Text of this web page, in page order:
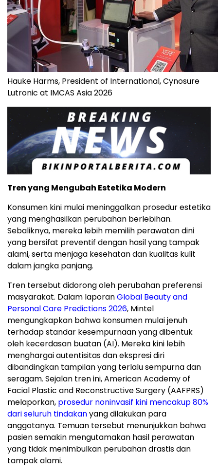
Hauke Harms, President of International, Cynosure
Lutronic at IMCAS Asia 2026
Tren yang Mengubah Estetika Modern
Konsumen kini mulai meninggalkan prosedur estetika
yang menghasilkan perubahan berlebihan.
Sebaliknya, mereka lebih memilih perawatan dini
yang bersifat preventif dengan hasil yang tampak
alami, serta menjaga kesehatan dan kualitas kulit
dalam jangka panjang.
Tren tersebut didorong oleh perubahan preferensi
masyarakat. Dalam laporanGlobal Beauty and
Personal Care Predictions 2026, Mintel
mengungkapkan bahwa konsumen mulai jenuh
terhadap standar kesempurnaan yang dibentuk
oleh kecerdasan buatan (AI). Mereka kini lebih
menghargai autentisitas dan ekspresi diri
dibandingkan tampilan yang terlalu sempurna dan
seragam. Sejalan tren ini, American Academy of
Facial Plastic and Reconstructive Surgery (AAFPRS)
melaporkan, prosedur noninvasif kini mencakup 80%
dari seluruh tindakanyang dilakukan para
anggotanya. Temuan tersebut menunjukkan bahwa
pasien semakin mengutamakan hasil perawatan
yang tidak menimbulkan perubahan drastis dan
tampak alami.